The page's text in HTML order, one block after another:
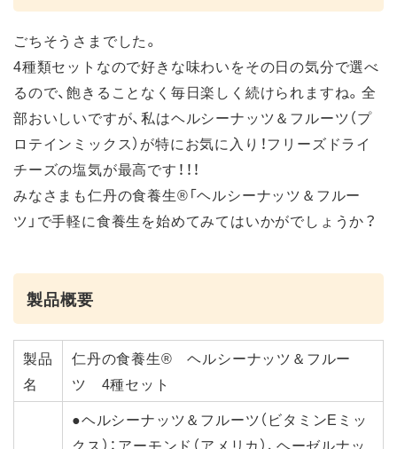
ごちそうさまでした。
4種類セットなので好きな味わいをその日の気分で選べ
るので、飽きることなく毎日楽しく続けられますね。全
部おいしいですが、私はヘルシーナッツ＆フルーツ（プ
ロテインミックス）が特にお気に入り！フリーズドライ
チーズの塩気が最高です！！！
みなさまも仁丹の食養生®「ヘルシーナッツ＆フルー
ツ」で手軽に食養生を始めてみてはいかがでしょうか？
製品概要
製品
名
仁丹の食養生® ヘルシーナッツ＆フルー
ツ 4種セット
●ヘルシーナッツ＆フルーツ（ビタミンEミッ
クス）：アーモンド（アメリカ）、ヘーゼルナッ